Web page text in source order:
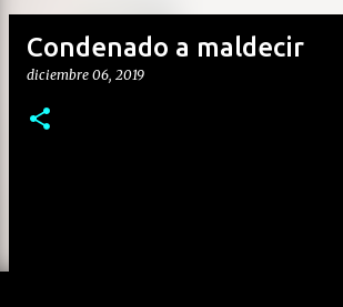
Condenado a maldecir
diciembre 06, 2019